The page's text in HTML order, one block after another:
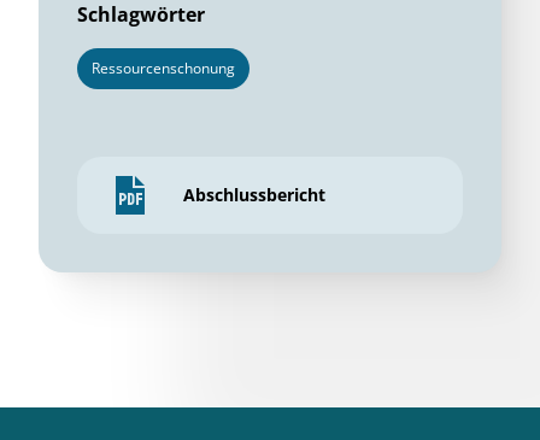
Schlagwörter
Ressourcenschonung
Abschlussbericht